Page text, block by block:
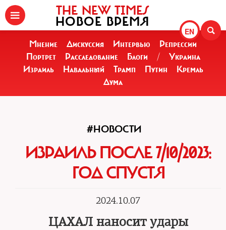
EN
THE NEW TIMES
НОВОЕ ВРЕМЯ
Мнение Дискуссия Интервью
Репрессии
Портрет
Расследование Блоги /
Украина
Израиль
Навальный Трамп Путин
Кремль
Дума
#НОВОСТИ
ИЗРАИЛЬ ПОСЛЕ 7/10/2023:
ГОД СПУСТЯ
2024.10.07
ЦАХАЛ наносит удары